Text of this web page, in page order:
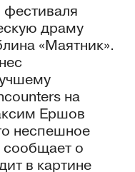
фестиваля
драму
«Маятник».
на
Ершов
неспешное
сообщает о
в картине